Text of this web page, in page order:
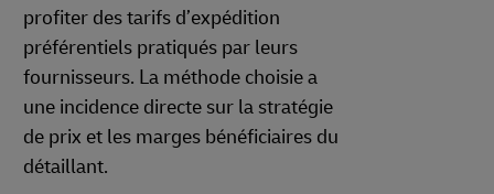
profiter des tarifs d’expédition
préférentiels pratiqués par leurs
fournisseurs. La méthode choisie a
une incidence directe sur la stratégie
de prix et les marges bénéficiaires du
détaillant.